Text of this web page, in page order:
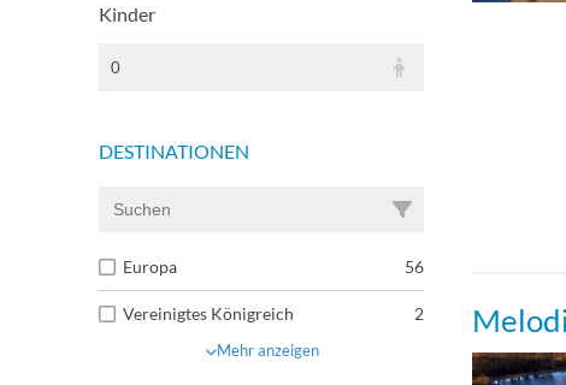
Kinder
0
DESTINATIONEN
Europa 56
Vereinigtes Königreich 2
Mehr anzeigen